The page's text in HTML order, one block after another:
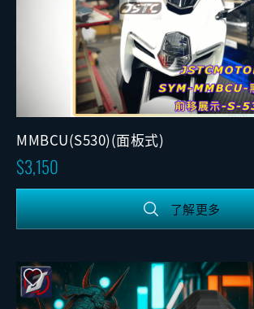
MMBCU(S530)(面板式)
3,150
了解更多